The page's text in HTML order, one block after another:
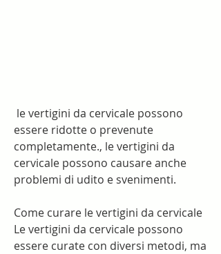
essere ridotte o prevenute
completamente., le vertigini da
cervicale possono causare anche
problemi di udito e svenimenti.
Come curare le vertigini da cervicale
Le vertigini da cervicale possono
essere curate con diversi metodi, ma